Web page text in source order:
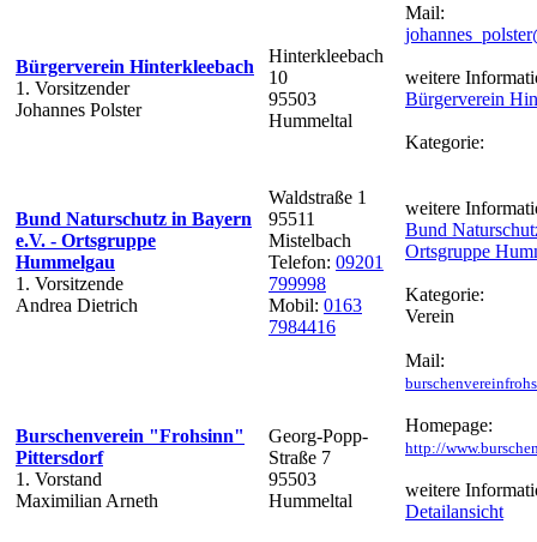
Bürgerverein Hinterkleebach
1. Vorsitzender
Johannes Polster
Hinterkleebach
10
95503
Hummeltal
Mail:
weitere
Bürgerverein
Kategorie:
Bund Naturschutz in Bayern
e.V. - Ortsgruppe
Hummelgau
1. Vorsitzende
Andrea Dietrich
Waldstraße 1
95511
Mistelbach
Telefon: 09201
799998
Mobil: 0163
7984416
weitere
Bund
Ortsgruppe
Kategorie:
Verein
Burschenverein "Frohsinn"
Pittersdorf
1. Vorstand
Maximilian Arneth
Georg-Popp-
Straße 7
95503
Hummeltal
Mail:
Homepage:
http://
weitere
Detailansicht